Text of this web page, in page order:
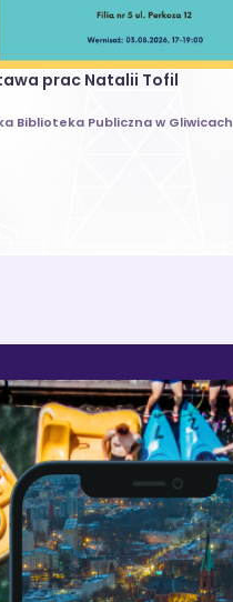
prac Natalii Tofil
Biblioteka Publiczna w Gliwicach